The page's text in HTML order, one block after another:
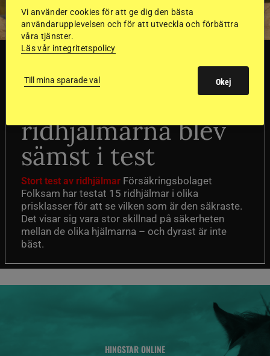
SVERIGE
ridhjälmarna blev
sämst i test
Stort test av ridhjälmar Försäkringsbolaget
Folksam har testat 15 ridhjälmar i olika
prisklasser för att se vilken som är den säkraste.
Det visar sig vara stor skillnad på säkerheten
mellan de olika hjälmarna – och dyrast är inte
bäst.
HINGSTAR ONLINE
Vi använder cookies för att ge dig den bästa
användarupplevelsen och för att utveckla och förbättra
våra tjänster.
Läs vår integritetspolicy
Till mina sparade val Okej